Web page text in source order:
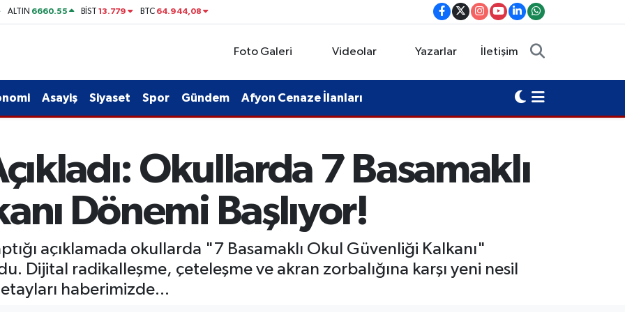
ALTIN 6660.55 BİST13.779 BTC 64.944,08
Foto Galeri Videolar Yazarlar İletişim
Asayiş Siyaset Spor Gündem Afyon Cenaze İlanları
Okullarda 7 Basamaklı
Dönemi Başlıyor!
açıklamada okullarda "7 Basamaklı Okul Güvenliği Kalkanı"
Dijital radikalleşme, çeteleşme ve akran zorbalığına karşı yeni nesil
haberimizde...